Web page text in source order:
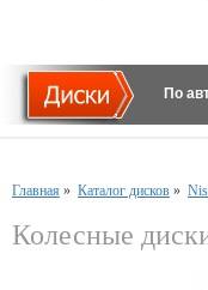
По
Главная » Каталог дисков »
Колесные